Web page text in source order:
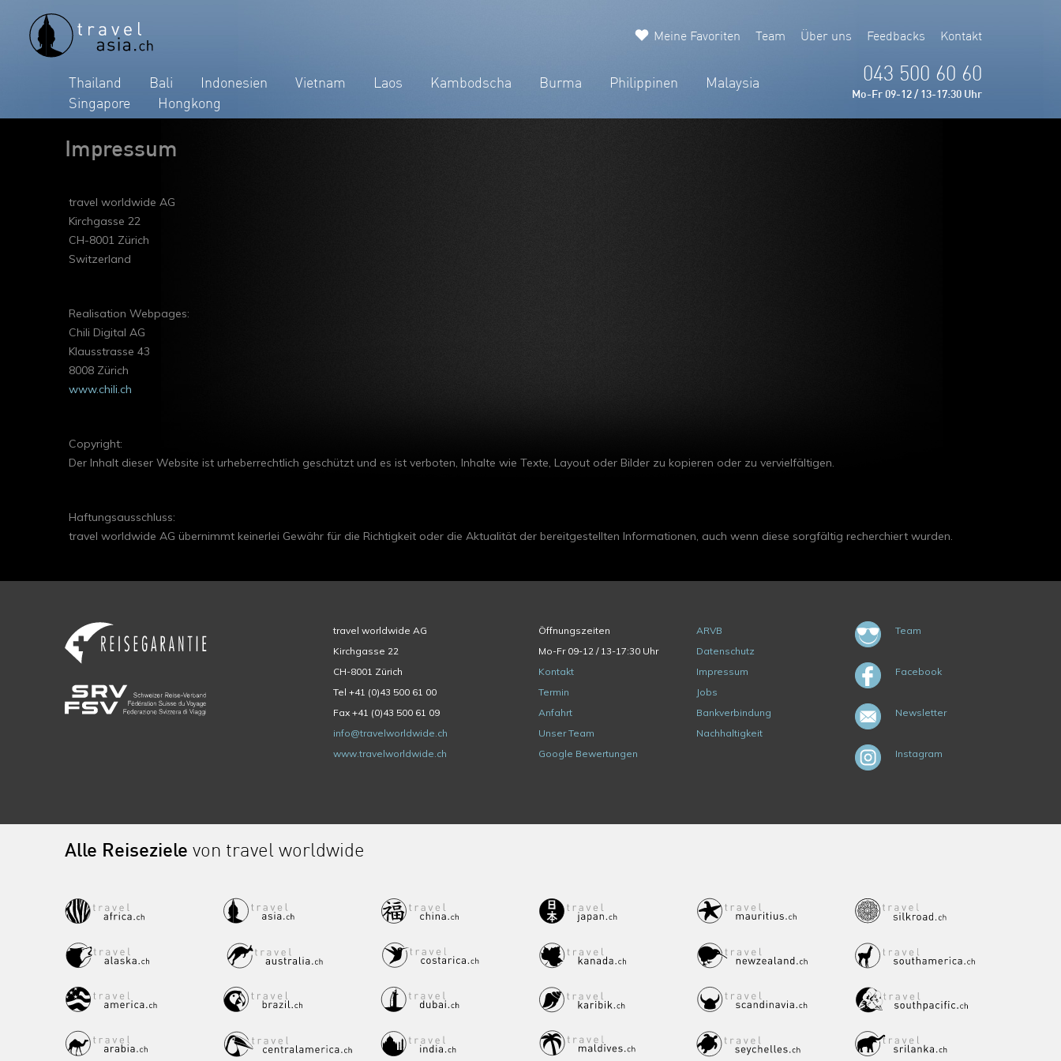
Thailand Bali Indonesien Vietnam Laos Kambodscha Burma Philippinen
Malaysia
Singapore
Hongkong
Meine Favoriten Team Über uns Feedbacks Kontakt
043 500 60 60
Mo-Fr 09-12 / 13-17:30 Uhr
Impressum
travel worldwide AG
Kirchgasse 22
CH-8001 Zürich
Switzerland
Realisation Webpages:
Chili Digital AG
Klausstrasse 43
8008 Zürich
www.chili.ch
Copyright:
Der Inhalt dieser Website ist urheberrechtlich geschützt und es ist verboten, Inhalte wie Texte, Layout oder Bilder zu kopieren oder zu vervielfältigen.
Haftungsausschluss:
travel worldwide AG übernimmt keinerlei Gewähr für die Richtigkeit oder die Aktualität der bereitgestellten Informationen, auch wenn diese sorgfältig recherchiert wurden.
travel worldwide AG
Kirchgasse 22
CH-8001 Zürich
Tel +41 (0)43 500 61 00
Fax +41 (0)43 500 61 09
info@travelworldwide.ch
www.travelworldwide.ch
Öffnungszeiten
Mo-Fr 09-12 / 13-17:30 Uhr
Kontakt
Termin
Anfahrt
Unser Team
Google Bewertungen
ARVB
Datenschutz
Impressum
Jobs
Bankverbindung
Nachhaltigkeit
Team
Facebook
Newsletter
Instagram
Alle Reiseziele von travel worldwide